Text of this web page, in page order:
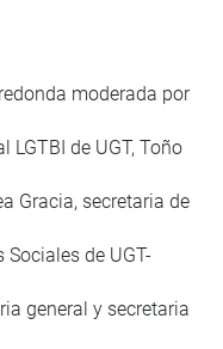
moderada por
LGTBI de UGT, Toño
Gracia, secretaria de
de UGT-
general y secretaria